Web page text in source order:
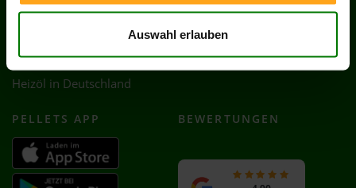
Auswahl erlauben
Zahlung & Lieferung
Händler werden
Heizöl in Deutschland
Datenschutz
Cookie-Einstellungen
Vertrag widerrufen
PELLETS APP BEWERTUNGEN